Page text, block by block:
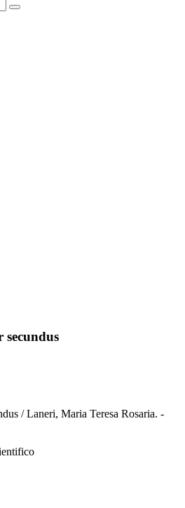
secundus
/ Laneri, Maria Teresa Rosaria. -